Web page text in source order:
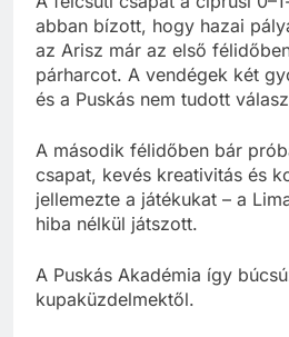
abban bízott, hogy hazai
az Arisz már az első
párharcot. A vendégek két
és a Puskás nem tudott
A második félidőben bár
csapat, kevés kreativitás és
jellemezte a játékukat – a
hiba nélkül játszott.
A Puskás Akadémia így
kupaküzdelmektől.